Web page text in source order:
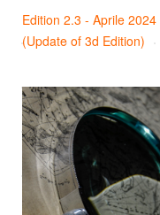
Edition 2.3 - Aprile 2024
(Update of 3d Edition)